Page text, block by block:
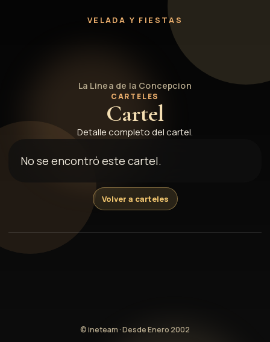
VELADA Y FIESTAS
La Linea de la Concepcion
CARTELES
Cartel
Detalle completo del cartel.
No se encontró este cartel.
Volver a carteles
© ineteam · Desde Enero 2002